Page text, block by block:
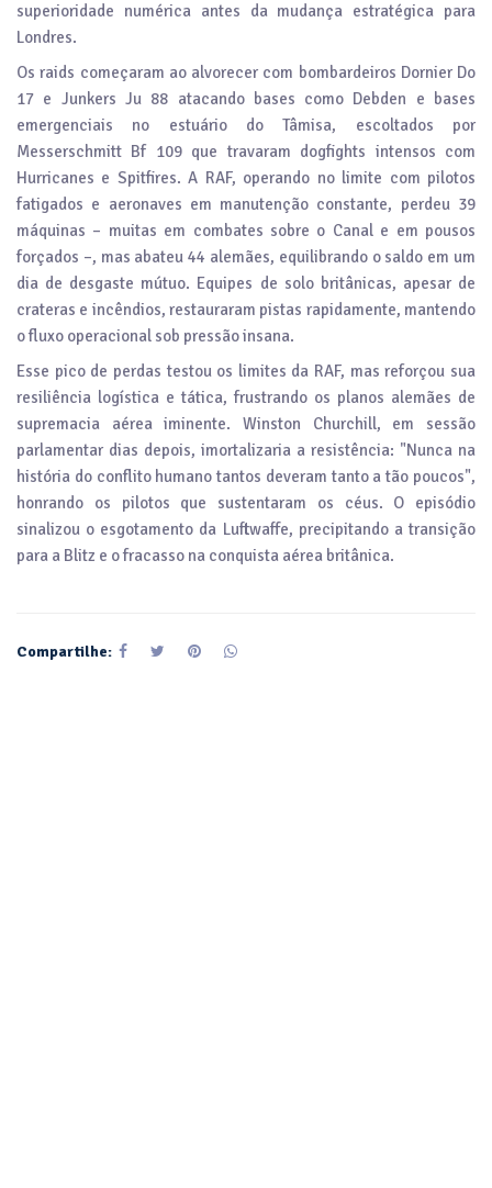
superioridade numérica antes da mudança estratégica para
Londres.
Os raids começaram ao alvorecer com bombardeiros Dornier Do
17 e Junkers Ju 88 atacando bases como Debden e bases
emergenciais no estuário do Tâmisa, escoltados por
Messerschmitt Bf 109 que travaram dogfights intensos com
Hurricanes e Spitfires. A RAF, operando no limite com pilotos
fatigados e aeronaves em manutenção constante, perdeu 39
máquinas – muitas em combates sobre o Canal e em pousos
forçados –, mas abateu 44 alemães, equilibrando o saldo em um
dia de desgaste mútuo. Equipes de solo britânicas, apesar de
crateras e incêndios, restauraram pistas rapidamente, mantendo
o fluxo operacional sob pressão insana.
Esse pico de perdas testou os limites da RAF, mas reforçou sua
resiliência logística e tática, frustrando os planos alemães de
supremacia aérea iminente. Winston Churchill, em sessão
parlamentar dias depois, imortalizaria a resistência: "Nunca na
história do conflito humano tantos deveram tanto a tão poucos",
honrando os pilotos que sustentaram os céus. O episódio
sinalizou o esgotamento da Luftwaffe, precipitando a transição
para a Blitz e o fracasso na conquista aérea britânica.
Compartilhe: